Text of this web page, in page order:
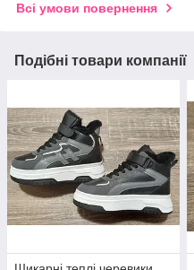
Всі умови повернення
Подібні товари компанії